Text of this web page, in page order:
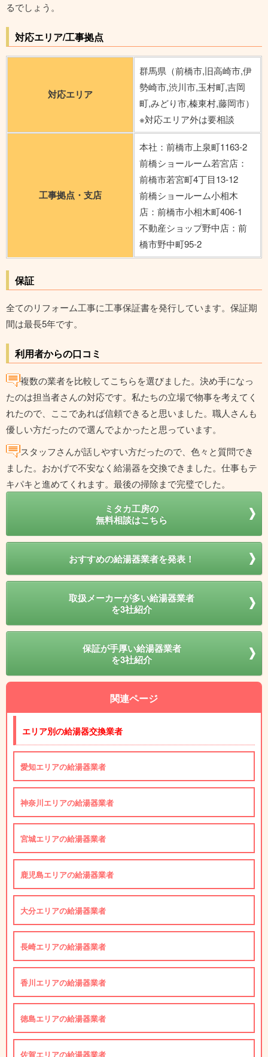
るでしょう。
対応エリア/工事拠点
対応エリア
群馬県（前橋市,旧高崎市,伊
勢崎市,渋川市,玉村町,吉岡
町,みどり市,榛東村,藤岡市）
※対応エリア外は要相談
工事拠点・支店
本社：前橋市上泉町1163-2
前橋ショールーム若宮店：
前橋市若宮町4丁目13-12
前橋ショールーム小相木
店：前橋市小相木町406-1
不動産ショップ野中店：前
橋市野中町95-2
保証
全てのリフォーム工事に工事保証書を発行しています。保証期
間は最長5年です。
利用者からの口コミ
複数の業者を比較してこちらを選びました。決め手になっ
たのは担当者さんの対応です。私たちの立場で物事を考えてく
れたので、ここであれば信頼できると思いました。職人さんも
優しい方だったので選んでよかったと思っています。
スタッフさんが話しやすい方だったので、色々と質問でき
ました。おかげで不安なく給湯器を交換できました。仕事もテ
キパキと進めてくれます。最後の掃除まで完璧でした。
ミタカ工房の
無料相談はこちら
おすすめの給湯器業者を発表！
取扱メーカーが多い給湯器業者
を3社紹介
保証が手厚い給湯器業者
を3社紹介
関連ページ
エリア別の給湯器交換業者
愛知エリアの給湯器業者
神奈川エリアの給湯器業者
宮城エリアの給湯器業者
鹿児島エリアの給湯器業者
大分エリアの給湯器業者
長崎エリアの給湯器業者
香川エリアの給湯器業者
徳島エリアの給湯器業者
佐賀エリアの給湯器業者